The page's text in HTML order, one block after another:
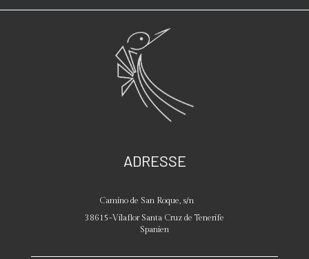
ADRESSE
Camino de San Roque, s/n
38615-Vilaflor Santa Cruz de Tenerife
Spanien